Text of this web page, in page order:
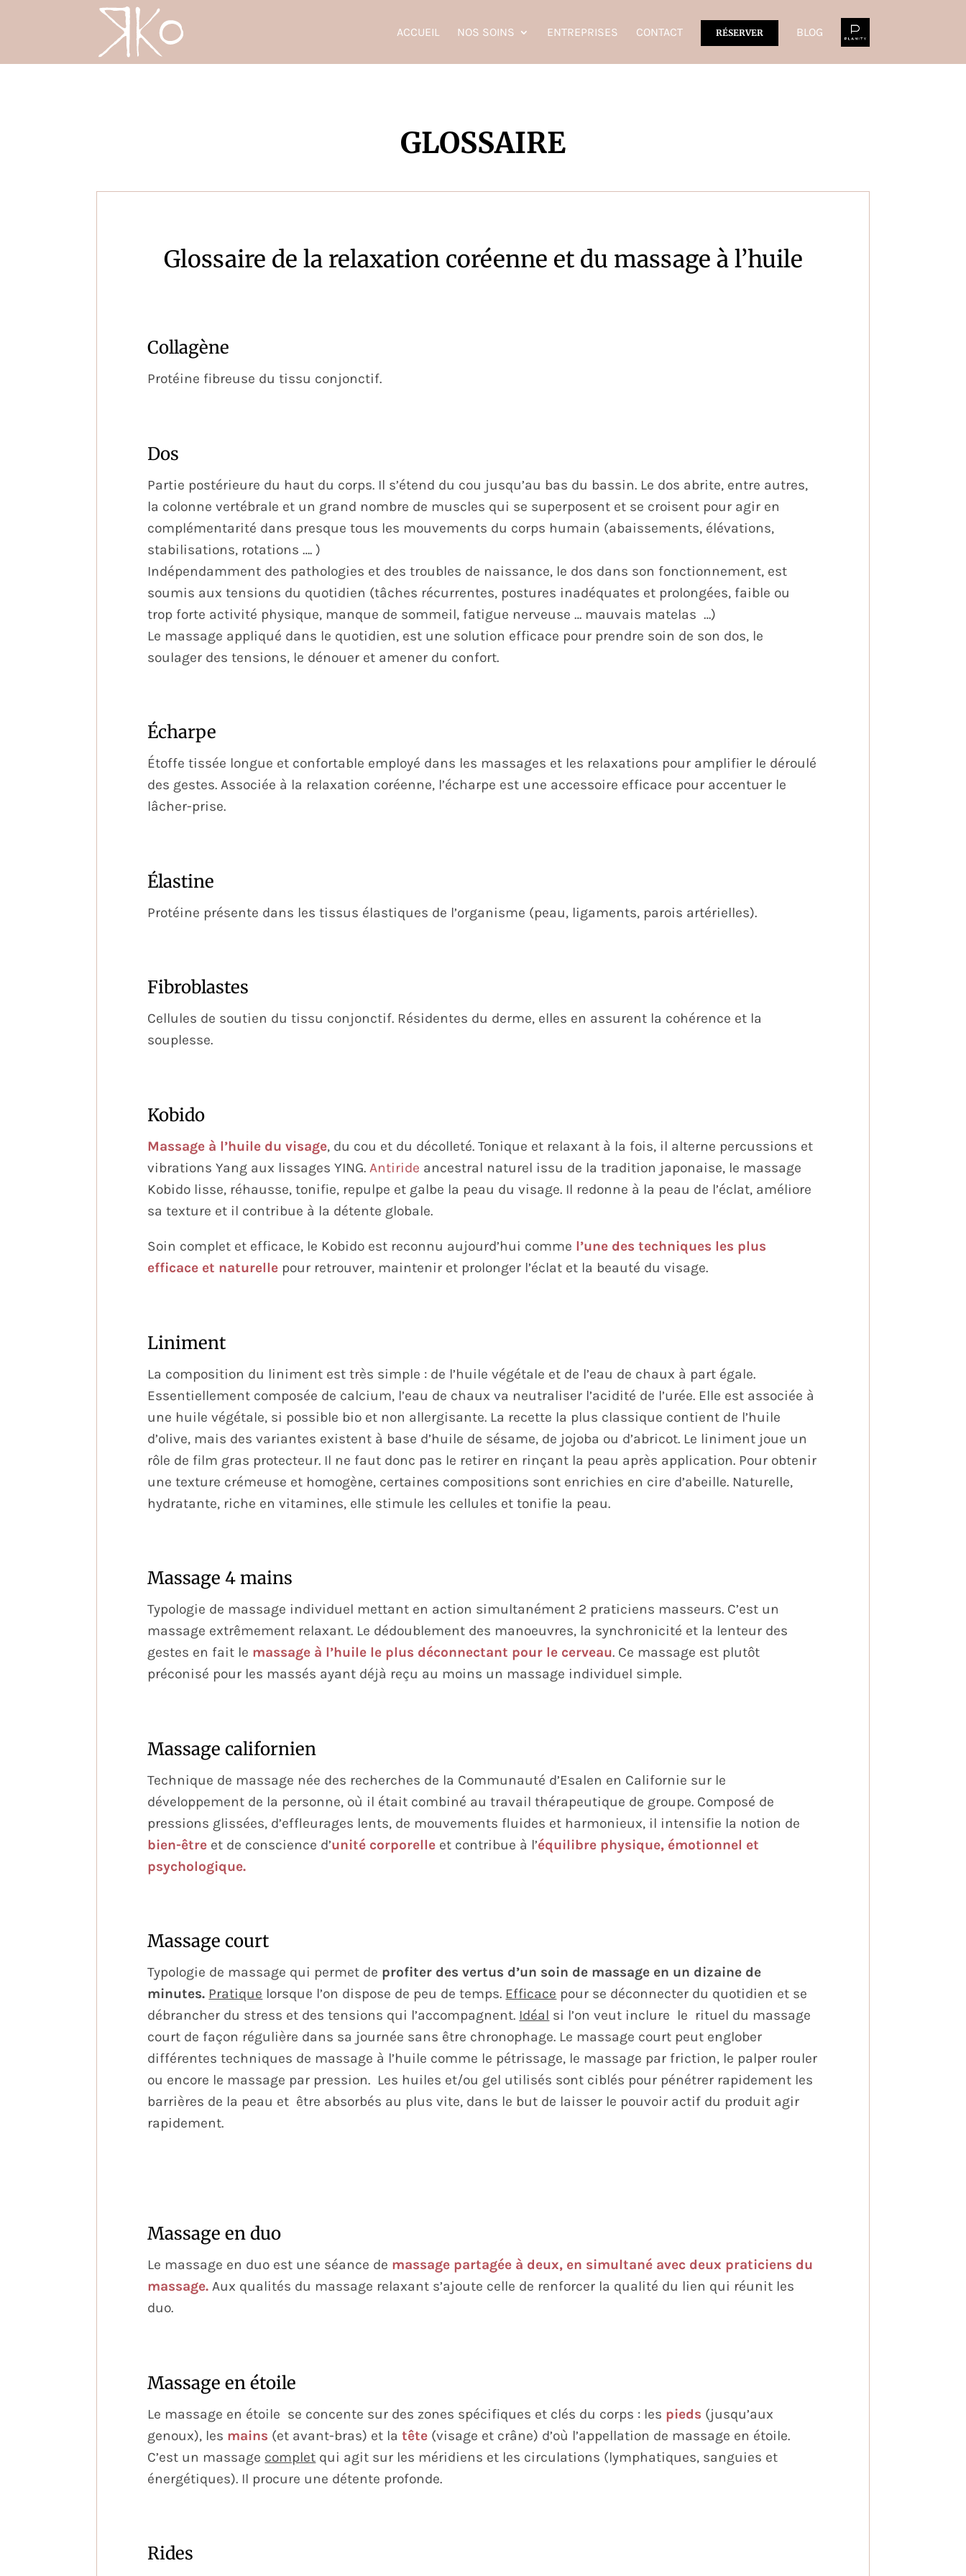
ACCUEIL NOS SOINS ENTREPRISES CONTACT RÉSERVER BLOG
GLOSSAIRE
Glossaire de la relaxation coréenne et du massage à l’huile
Collagène
Protéine fibreuse du tissu conjonctif.
Dos
Partie postérieure du haut du corps. Il s’étend du cou jusqu’au bas du bassin. Le dos abrite, entre autres,
la colonne vertébrale et un grand nombre de muscles qui se superposent et se croisent pour agir en
complémentarité dans presque tous les mouvements du corps humain (abaissements, élévations,
stabilisations, rotations …. )
Indépendamment des pathologies et des troubles de naissance, le dos dans son fonctionnement, est
soumis aux tensions du quotidien (tâches récurrentes, postures inadéquates et prolongées, faible ou
trop forte activité physique, manque de sommeil, fatigue nerveuse … mauvais matelas …)
Le massage appliqué dans le quotidien, est une solution efficace pour prendre soin de son dos, le
soulager des tensions, le dénouer et amener du confort.
Écharpe
Étoffe tissée longue et confortable employé dans les massages et les relaxations pour amplifier le déroulé
des gestes. Associée à la relaxation coréenne, l’écharpe est une accessoire efficace pour accentuer le
lâcher-prise.
Élastine
Protéine présente dans les tissus élastiques de l’organisme (peau, ligaments, parois artérielles).
Fibroblastes
Cellules de soutien du tissu conjonctif. Résidentes du derme, elles en assurent la cohérence et la
souplesse.
Kobido
Massage à l’huile du visage, du cou et du décolleté. Tonique et relaxant à la fois, il alterne percussions et
vibrations Yang aux lissages YING.Antiride ancestral naturel issu de la tradition japonaise, le massage
Kobido lisse, réhausse, tonifie, repulpe et galbe la peau du visage. Il redonne à la peau de l’éclat, améliore
sa texture et il contribue à la détente globale.
Soin complet et efficace, le Kobido est reconnu aujourd’hui comme l’une des techniques les plus
efficace et naturelle pour retrouver, maintenir et prolonger l’éclat et la beauté du visage.
Liniment
La composition du liniment est très simple : de l’huile végétale et de l’eau de chaux à part égale.
Essentiellement composée de calcium, l’eau de chaux va neutraliser l’acidité de l’urée. Elle est associée à
une huile végétale, si possible bio et non allergisante. La recette la plus classique contient de l’huile
d’olive, mais des variantes existent à base d’huile de sésame, de jojoba ou d’abricot. Le liniment joue un
rôle de film gras protecteur. Il ne faut donc pas le retirer en rinçant la peau après application. Pour obtenir
une texture crémeuse et homogène, certaines compositions sont enrichies en cire d’abeille. Naturelle,
hydratante, riche en vitamines, elle stimule les cellules et tonifie la peau.
Massage 4 mains
Typologie de massage individuel mettant en action simultanément 2 praticiens masseurs. C’est un
massage extrêmement relaxant. Le dédoublement des manoeuvres, la synchronicité et la lenteur des
gestes en fait le massage à l’huile le plus déconnectant pour le cerveau. Ce massage est plutôt
préconisé pour les massés ayant déjà reçu au moins un massage individuel simple.
Massage californien
Technique de massage née des recherches de la Communauté d’Esalen en Californie sur le
développement de la personne, où il était combiné au travail thérapeutique de groupe. Composé de
pressions glissées, d’effleurages lents, de mouvements fluides et harmonieux, il intensifie la notion de
bien-être et de conscience d’unité corporelle et contribue à l’équilibre physique, émotionnel et
psychologique.
Massage court
Typologie de massage qui permet de profiter des vertus d’un soin de massage en un dizaine de
minutes. Pratique lorsque l’on dispose de peu de temps. Efficace pour se déconnecter du quotidien et se
débrancher du stress et des tensions qui l’accompagnent. Idéal si l’on veut inclure le rituel du massage
court de façon régulière dans sa journée sans être chronophage. Le massage court peut englober
différentes techniques de massage à l’huile comme le pétrissage, le massage par friction, le palper rouler
ou encore le massage par pression. Les huiles et/ou gel utilisés sont ciblés pour pénétrer rapidement les
barrières de la peau et être absorbés au plus vite, dans le but de laisser le pouvoir actif du produit agir
rapidement.
Massage en duo
Le massage en duo est une séance de massage partagée à deux, en simultané avec deux praticiens du
massage. Aux qualités du massage relaxant s’ajoute celle de renforcer la qualité du lien qui réunit les
duo.
Massage en étoile
Le massage en étoile se concente sur des zones spécifiques et clés du corps : les pieds (jusqu’aux
genoux), les mains (et avant-bras) et latête (visage et crâne) d’où l’appellation de massage en étoile.
C’est un massage complet qui agit sur les méridiens et les circulations (lymphatiques, sanguies et
énergétiques). Il procure une détente profonde.
Rides